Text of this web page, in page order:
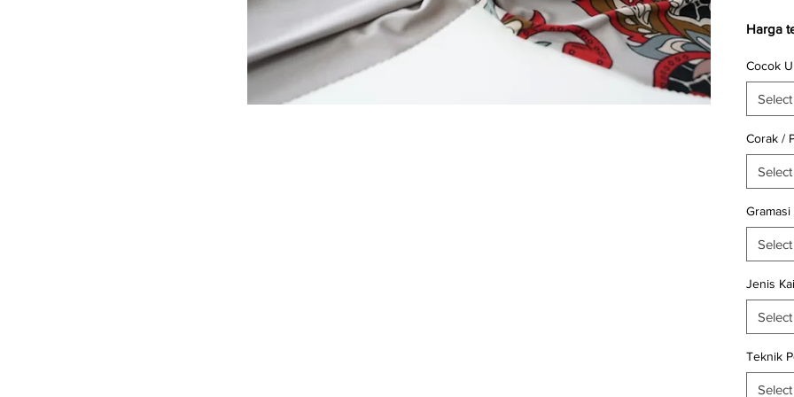
Harga
Satuan
kain
Untuk
608
Belanja
Cocok
Select
Corak /
Select
Gramasi
Select
Jenis
Select
Teknik
Select